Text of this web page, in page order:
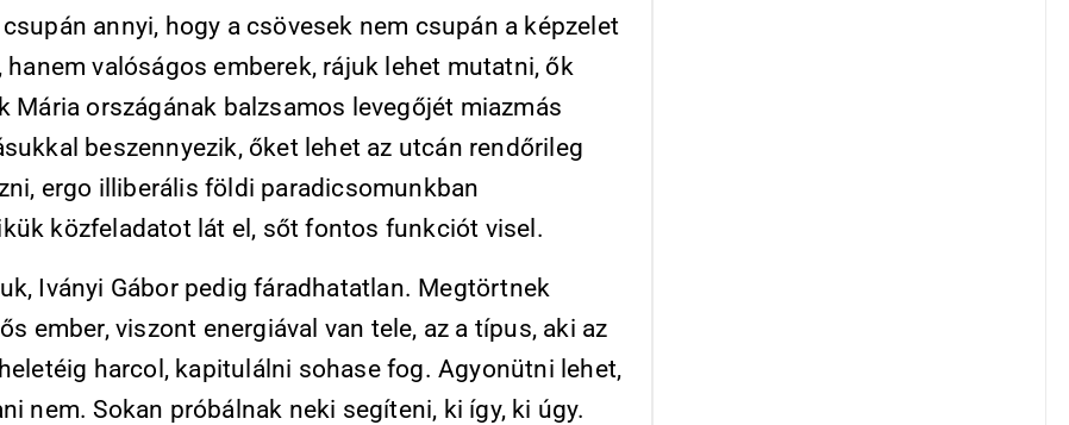
annyi, hogy a csövesek nem csupán a képzelet
hanem valóságos emberek, rájuk lehet mutatni, ők
Mária országának balzsamos levegőjét miazmás
beszennyezik, őket lehet az utcán rendőrileg
ergo illiberális földi paradicsomunkban
közfeladatot lát el, sőt fontos funkciót visel.
Iványi Gábor pedig fáradhatatlan. Megtörtnek
ember, viszont energiával van tele, az a típus, aki az
harcol, kapitulálni sohase fog. Agyonütni lehet,
nem. Sokan próbálnak neki segíteni, ki így, ki úgy.